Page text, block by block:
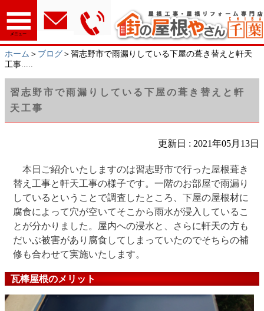
メニュー
ホーム ＞ ブログ ＞習志野市で雨漏りしている下屋の葺き替えと軒天
工事.....
習志野市で雨漏りしている下屋の葺き替えと軒
天工事
更新日 : 2021年05月13日
本日ご紹介いたしますのは習志野市で行った屋根葺き
替え工事と軒天工事の様子です。一階のお部屋で雨漏り
しているということで調査したところ、下屋の屋根材に
腐食によって穴が空いてそこから雨水が浸入しているこ
とが分かりました。屋内への浸水と、さらに軒天の方も
だいぶ被害があり腐食してしまっていたのでそちらの補
修も合わせて実施いたします。
瓦棒屋根のメリット